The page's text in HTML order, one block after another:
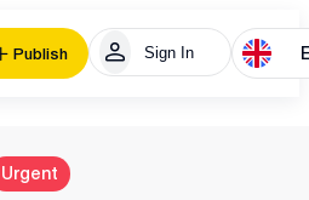
Publish Sign In
Urgent